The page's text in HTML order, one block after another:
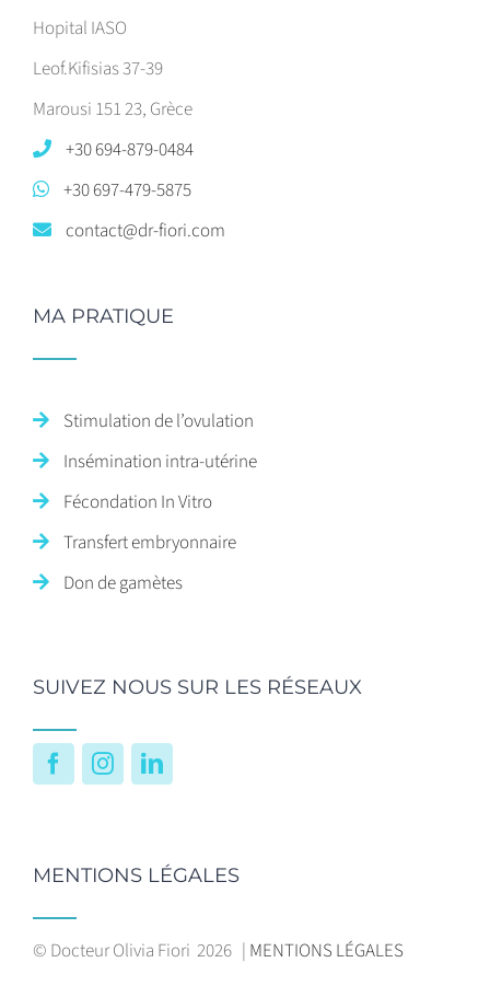
Hopital IASO
Leof.Kifisias 37-39
Marousi 151 23, Grèce
+30 694-879-0484
+30 697-479-5875
contact@dr-fiori.com
MA PRATIQUE
Stimulation de l’ovulation
Insémination intra-utérine
Fécondation In Vitro
Transfert embryonnaire
Don de gamètes
SUIVEZ NOUS SUR LES RÉSEAUX
FacebookInstagramLinkedIn
MENTIONS LÉGALES
© Docteur Olivia Fiori 2026 | MENTIONS LÉGALES